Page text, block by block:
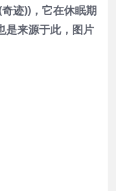
奇迹))，它在休眠期
是来源于此，图片